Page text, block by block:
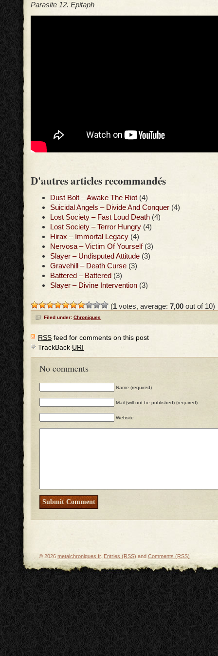
Parasite 12. Epitaph
D'autres articles recommandés
Dust Bolt – Awake The Riot (4)
Suicidal Angels – Divide And Conquer (4)
Lost Society – Fast Loud Death (4)
Lost Society – Terror Hungry (4)
Hirax – Immortal Legacy (4)
Nervosa – Victim Of Yourself(3)
Slayer – Undisputed Attitude (3)
Gravehill – Death Curse (3)
Battered – Battered (3)
Slayer – Divine Intervention (3)
(1 votes, average: 7,00 out of 10)
Filed under: Chroniques
RSS feed for comments on this post
TrackBackURI
No comments
Name (required)
Mail (will not be published) (required)
Website
© 2026 metalchroniques.fr. Entries (RSS) and Comments (RSS)